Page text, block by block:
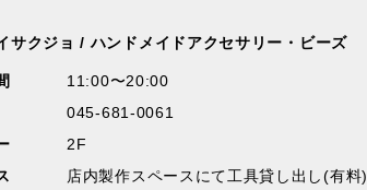
サクジョ /ハンドメイドアクセサリー・ビーズ
11:00〜20:00
045-681-0061
2F
店内製作スペースにて工具貸し出し(有料)